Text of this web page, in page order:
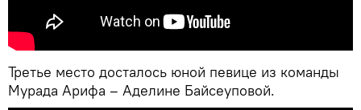
Третье место досталось юной певице из команды
Мурада Арифа – Аделине Байсеуповой.